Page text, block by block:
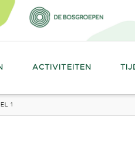
ACTIVITEITEN
1